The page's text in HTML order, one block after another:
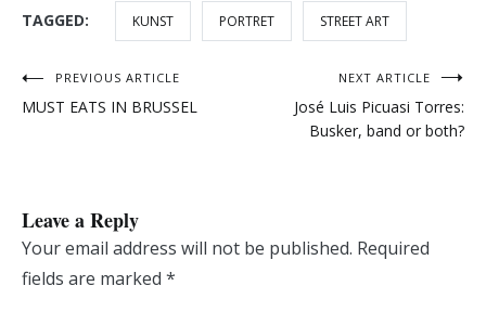
TAGGED: KUNST PORTRET STREET ART
Post
navigation
PREVIOUS ARTICLE
MUST EATS IN BRUSSEL
NEXT ARTICLE
José Luis Picuasi Torres:
Busker, band or both?
Leave a Reply
Your email address will not be published. Required
fields are marked *